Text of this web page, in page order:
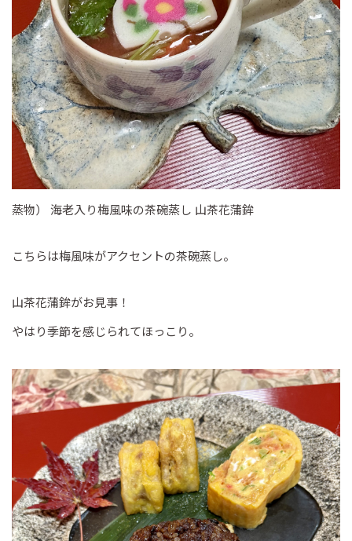
蒸物） 海老入り梅風味の茶碗蒸し 山茶花蒲鉾
こちらは梅風味がアクセントの茶碗蒸し。
山茶花蒲鉾がお見事！
やはり季節を感じられてほっこり。